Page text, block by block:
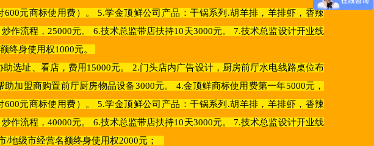
元商标使用费）。 5.学金顶鲜公司产品：干锅系列.胡羊排，羊排虾，香辣
作流程，25000元。 6.技术总监带店扶持10天3000元。 7.技术总监设计开业线
终身使用权1000元。
选址、看店，费用15000元。 2.门头店内广告设计，厨房前厅水电线路桌位布
加盟商购置前厅厨房物品设备3000元。 4.金顶鲜商标使用费第一年5000元，
600元商标使用费）。 5.学金顶鲜公司产品：干锅系列.胡羊排，羊排虾，香辣
作流程，40000元。 6.技术总监带店扶持10天3000元。 7.技术总监设计开业线
/地级市经营名额终身使用权2000元；